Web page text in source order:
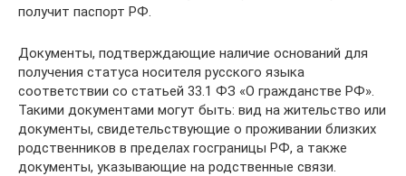
получит паспорт РФ.
Документы, подтверждающие наличие оснований для
получения статуса носителя русского языка
соответствии со статьей 33.1 ФЗ «О гражданстве РФ».
Такими документами могут быть: вид на жительство или
документы, свидетельствующие о проживании близких
родственников в пределах госграницы РФ, а также
документы, указывающие на родственные связи.